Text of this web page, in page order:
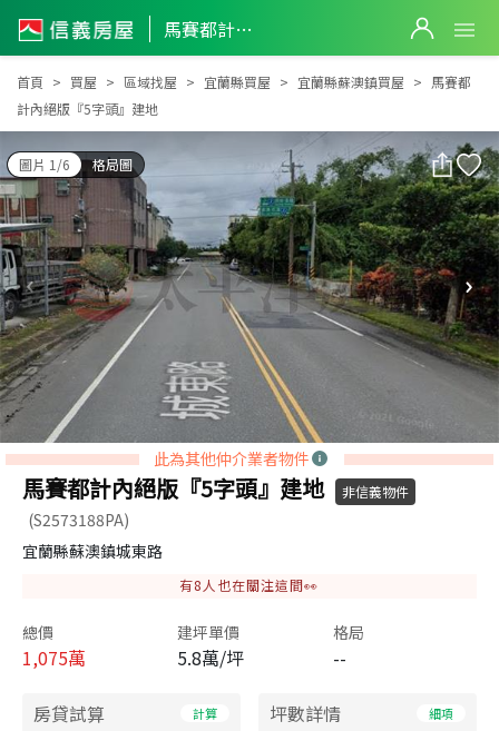
馬賽都計內絕版『5字頭』建地
馬賽都計內絕版『5字頭』建地
首頁 買屋 區域找屋 宜蘭縣買屋 宜蘭縣蘇澳鎮買屋
馬賽都
計內絕版『5字頭』建地
圖片 1/6 格局圖
此為其他仲介業者物件
馬賽都計內絕版『5字頭』建地 非信義物件
(S2573188PA)
宜蘭縣蘇澳鎮城東路
有8 人也在關注這間👀
總價
1,075萬
建坪單價
5.8萬/坪
格局
--
房貸試算 計算 坪數詳情 細項